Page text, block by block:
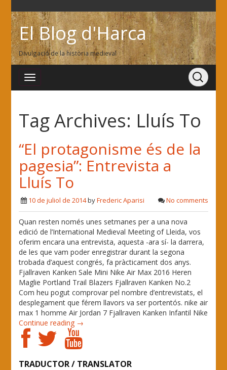
El Blog d'Harca
Divulgació de la història medieval
Tag Archives: Lluís To
“El protagonisme és de la
pagesia”: Entrevista a
Lluís To
10 de juliol de 2014byFrederic Aparisi No comments
Quan resten només unes setmanes per a una nova
edició de l’International Medieval Meeting of Lleida, vos
oferim encara una entrevista, aquesta -ara sí- la darrera,
de les que vam poder enregistrar durant la segona
trobada d’aquest congrés, fa pràcticament dos anys.
Fjallraven Kanken Sale Mini Nike Air Max 2016 Heren
Maglie Portland Trail Blazers Fjallraven Kanken No.2
Com heu pogut comprovar pel nombre d’entrevistats, el
desplegament que férem llavors va ser portentós. nike air
max 1 homme Air Jordan 7 Fjallraven Kanken Infantil Nike
Continue reading →
TRADUCTOR / TRANSLATOR